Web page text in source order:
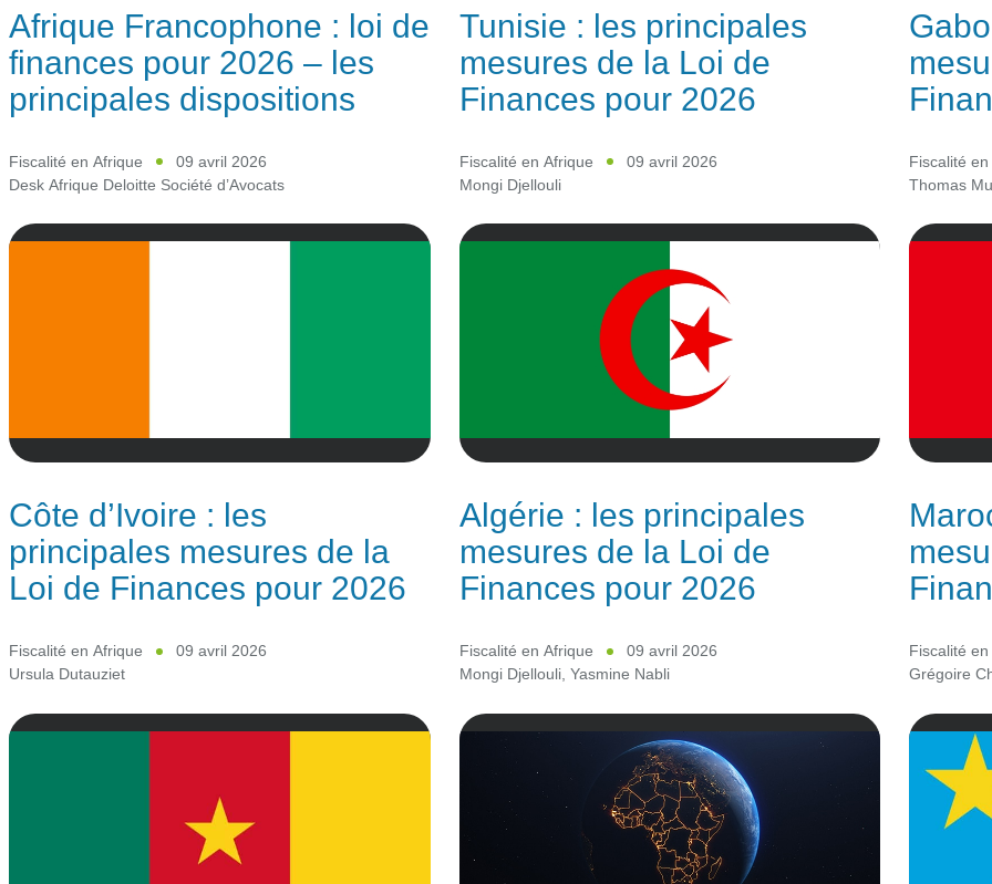
Afrique Francophone : loi de
finances pour 2026 – les
principales dispositions
Fiscalité en Afrique
09 avril 2026
Desk Afrique Deloitte Société d’Avocats
Tunisie : les principales
mesures de la Loi de
Finances pour 2026
Fiscalité en Afrique
09 avril 2026
Mongi Djellouli
Fiscalité
Thomas
Côte d’Ivoire : les
principales mesures de la
Loi de Finances pour 2026
Fiscalité en Afrique
09 avril 2026
Ursula Dutauziet
Algérie : les principales
mesures de la Loi de
Finances pour 2026
Fiscalité en Afrique
09 avril 2026
Mongi Djellouli, Yasmine Nabli
Fiscalité
Grégoire